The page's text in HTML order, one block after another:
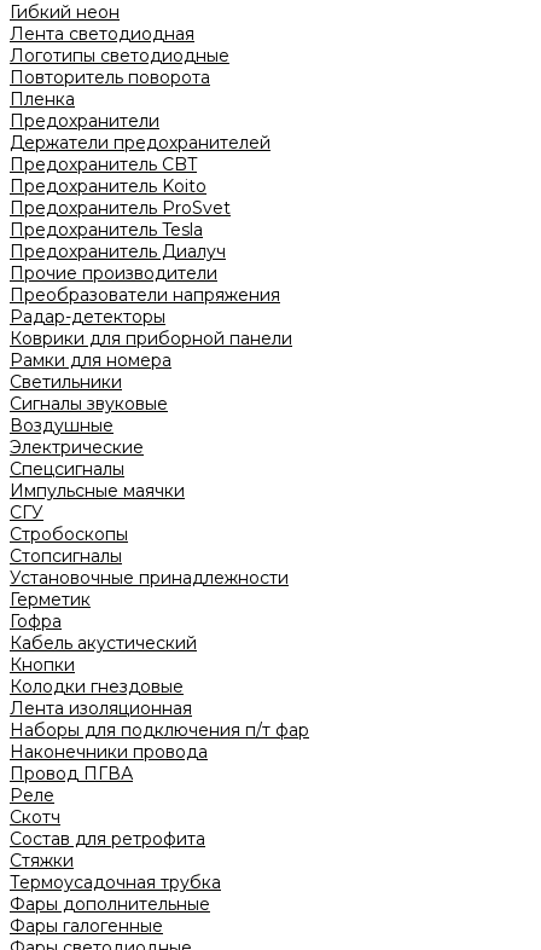
Гибкий неон
Лента светодиодная
Логотипы светодиодные
Повторитель поворота
Пленка
Предохранители
Держатели предохранителей
Предохранитель CBT
Предохранитель Koito
Предохранитель ProSvet
Предохранитель Tesla
Предохранитель Диалуч
Прочие производители
Преобразователи напряжения
Радар-детекторы
Коврики для приборной панели
Рамки для номера
Светильники
Сигналы звуковые
Воздушные
Электрические
Спецсигналы
Импульсные маячки
СГУ
Стробоскопы
Стопсигналы
Установочные принадлежности
Герметик
Гофра
Кабель акустический
Кнопки
Колодки гнездовые
Лента изоляционная
Наборы для подключения п/т фар
Наконечники провода
Провод ПГВА
Реле
Скотч
Состав для ретрофита
Стяжки
Термоусадочная трубка
Фары дополнительные
Фары галогенные